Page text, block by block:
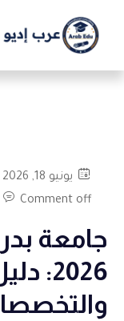
يونيو 18, 2026
Comment off
جامعة
2026: